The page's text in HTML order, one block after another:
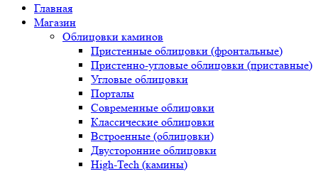
Главная
Магазин
Облицовки каминов
Пристенные облицовки (фронтальные)
Пристенно-угловые облицовки (приставные)
Угловые облицовки
Порталы
Современные облицовки
Классические облицовки
Встроенные (облицовки)
Двусторонние облицовки
High-Tech (камины)